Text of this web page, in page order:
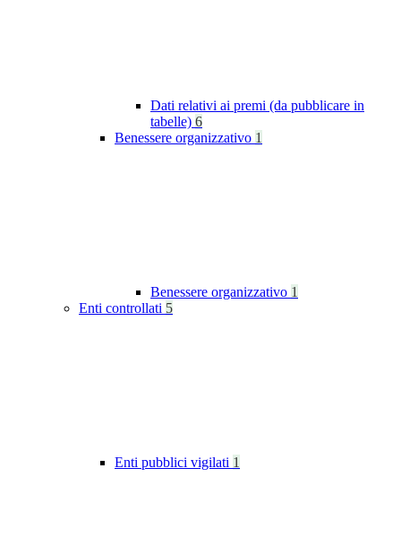
Dati relativi ai premi (da pubblicare in
tabelle) 6
Benessere organizzativo 1
Benessere organizzativo 1
Enti controllati 5
Enti pubblici vigilati 1